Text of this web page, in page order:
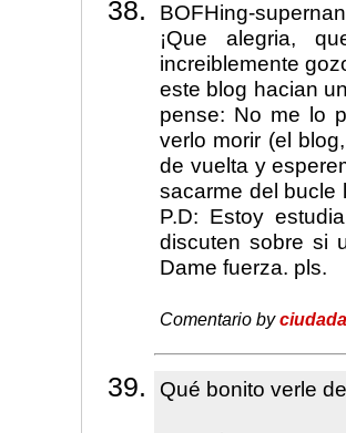
BOFHing-
¡Que alegria,
increiblemente
este blog hacian
pense: No me lo
verlo morir (el
de vuelta y
sacarme del bucle
P.D: Estoy
discuten sobre si
Dame fuerza. pls.
Comentario by
Qué bonito verle